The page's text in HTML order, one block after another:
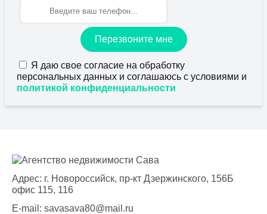
Перезвоните мне
Я даю свое согласие на обработку
персональных данных и соглашаюсь с условиями и
политикой конфиденциальности
Адрес: г. Новороссийск, пр-кт Дзержинского, 156Б
офис 115, 116
E-mail: savasava80@mail.ru